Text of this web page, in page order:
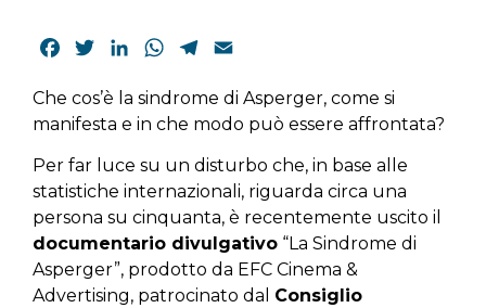
Facebook
TwitterLinkedInWhatsApp
Telegram
Che cos’è la sindrome di Asperger, come si
manifesta e in che modo può essere affrontata?
Per far luce su un disturbo che, in base alle
statistiche internazionali, riguarda circa una
persona su cinquanta, è recentemente uscito il
documentario divulgativo “La Sindrome di
Asperger”, prodotto da EFC Cinema &
Advertising, patrocinato dal Consiglio